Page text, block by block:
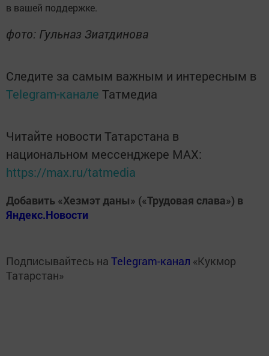
в вашей поддержке.
фото: Гульназ Зиатдинова
Следите за самым важным и интересным в
Telegram-канале Татмедиа
Читайте новости Татарстана в
национальном мессенджере MАХ:
https://max.ru/tatmedia
Добавить «Хезмэт даны» («Трудовая слава») в
Яндекс.Новости
Подписывайтесь на Telegram-канал «Кукмор
Татарстан»